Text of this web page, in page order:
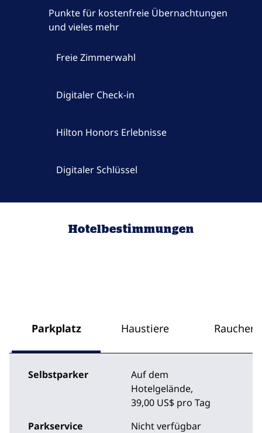
Punkte für kostenfreie Übernachtungen
und vieles mehr
Freie Zimmerwahl
Digitaler Check-in
Hilton Honors Erlebnisse
Digitaler Schlüssel
Hotelbestimmungen
Parkplatz Haustiere Raucher
Selbstparker
Auf dem
Hotelgelände,
39,00 US$ pro Tag
Parkservice
Nicht verfügbar